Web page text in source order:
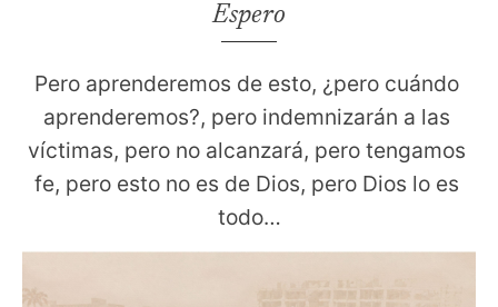
Espero
Pero aprenderemos de esto, ¿pero cuándo
aprenderemos?, pero indemnizarán a las
víctimas, pero no alcanzará, pero tengamos
fe, pero esto no es de Dios, pero Dios lo es
todo…